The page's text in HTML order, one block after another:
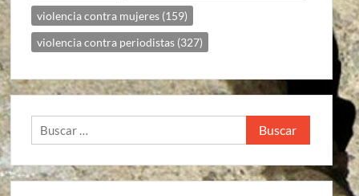
violencia contra mujeres (159)
violencia contra periodistas (327)
Buscar: